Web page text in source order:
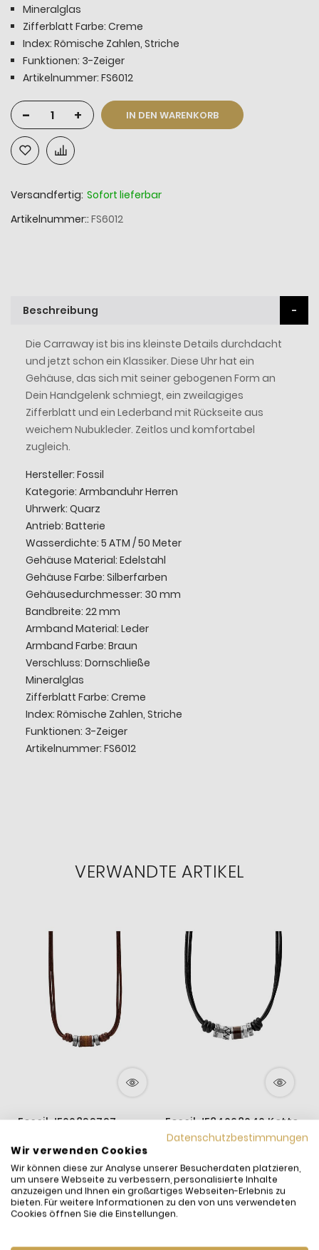
Mineralglas
Zifferblatt Farbe: Creme
Index: Römische Zahlen, Striche
Funktionen: 3-Zeiger
Artikelnummer: FS6012
- + IN DEN WARENKORB
Versandfertig: Sofort lieferbar
Artikelnummer: FS6012
Beschreibung
Die Carraway ist bis ins kleinste Details durchdacht
und jetzt schon ein Klassiker. Diese Uhr hat ein
Gehäuse, das sich mit seiner gebogenen Form an
Dein Handgelenk schmiegt, ein zweilagiges
Zifferblatt und ein Lederband mit Rückseite aus
weichem Nubukleder. Zeitlos und komfortabel
zugleich.
Hersteller: Fossil
Kategorie: Armbanduhr Herren
Uhrwerk: Quarz
Antrieb: Batterie
Wasserdichte: 5 ATM / 50 Meter
Gehäuse Material: Edelstahl
Gehäuse Farbe: Silberfarben
Gehäusedurchmesser: 30 mm
Bandbreite: 22 mm
Armband Material: Leder
Armband Farbe: Braun
Verschluss: Dornschließe
Mineralglas
Zifferblatt Farbe: Creme
Index: Römische Zahlen, Striche
Funktionen: 3-Zeiger
Artikelnummer: FS6012
VERWANDTE ARTIKEL
Fossil JF00899797
Herren Rondell Leder
Edelstahl
59,00 €
inkl. MwSt. undVersand
Versandfertig: Sofort
lieferbar
Fossil JF84068040 Kette
mit Anhänger Herren
inkl. MwSt. undVersand
Versandfertig: in 10
Werktagen
Datenschutzbestimmungen
Wir verwenden Cookies
Wir können diese zur Analyse unserer Besucherdaten platzieren,
um unsere Webseite zu verbessern, personalisierte Inhalte
anzuzeigen und Ihnen ein großartiges Webseiten-Erlebnis zu
bieten. Für weitere Informationen zu den von uns verwendeten
Cookies öffnen Sie die Einstellungen.